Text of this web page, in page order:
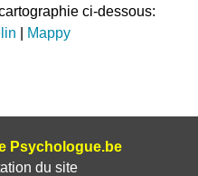
ci-dessous:
Mappy
Psychologue.be
du site